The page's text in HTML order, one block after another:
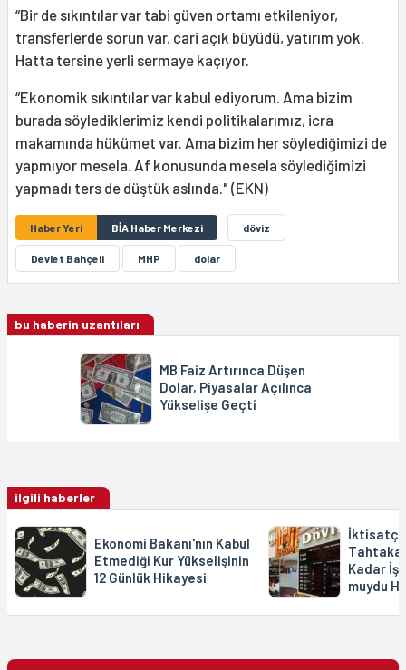
“Bir de sıkıntılar var tabi güven ortamı etkileniyor,
transferlerde sorun var, cari açık büyüdü, yatırım yok.
Hatta tersine yerli sermaye kaçıyor.
“Ekonomik sıkıntılar var kabul ediyorum. Ama bizim
burada söylediklerimiz kendi politikalarımız, icra
makamında hükümet var. Ama bizim her söylediğimizi de
yapmıyor mesela. Af konusunda mesela söylediğimizi
yapmadı ters de düştük aslında." (EKN)
Haber Yeri BİA Haber Merkezi döviz
Devlet Bahçeli MHP dolar
bu haberin uzantıları
MB Faiz Artırınca Düşen
Dolar, Piyasalar Açılınca
Yükselişe Geçti
ilgili haberler
Ekonomi Bakanı'nın Kabul
Etmediği Kur Yükselişinin
12 Günlük Hikayesi
İktisatçı
Kadar
muydu